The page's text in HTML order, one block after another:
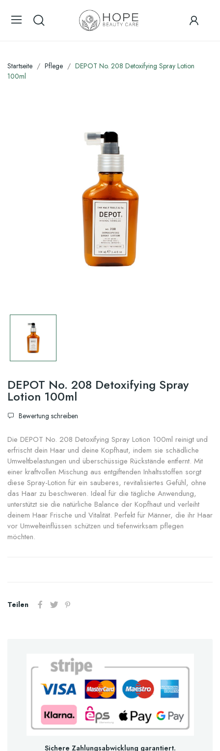
Startseite Pflege
DEPOT No. 208 Detoxifying Spray Lotion
100ml
DEPOT No. 208 Detoxifying Spray
Lotion 100ml
Bewertung schreiben
Die DEPOT No. 208 Detoxifying Spray Lotion 100ml reinigt und
erfrischt dein Haar und deine Kopfhaut, indem sie schädliche
Umweltbelastungen und überschüssige Rückstände entfernt. Mit
einer kraftvollen Mischung aus entgiftenden Inhaltsstoffen sorgt
diese Spray-Lotion für ein sauberes, revitalisiertes Gefühl, ohne
das Haar zu beschweren. Ideal für die tägliche Anwendung,
unterstützt sie die natürliche Balance der Kopfhaut und verleiht
deinem Haar Frische und Vitalität. Perfekt für Männer, die ihr Haar
vor Umwelteinflüssen schützen und tiefenwirksam pflegen
möchten.
Teilen
Sichere Zahlungsabwicklung garantiert.